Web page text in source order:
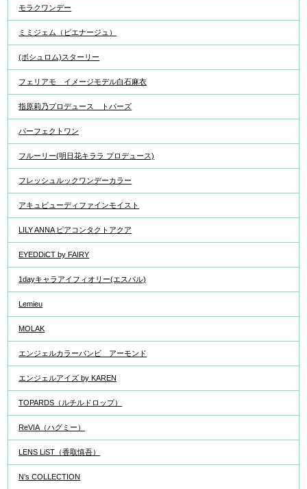
モラクワンデー
ミミジェム（ピエナージュ）
(ボシュロム)スターリー
フェリアモ イメージモデル白石麻衣
指原莉乃プロデュース トパーズ
パーフェクトワン
フルーリー(明日花キララ プロデュース)
フレッシュルックワンデーカラー
アキュビューディファインモイスト
LILY ANNA ピアコンタクトアクア
EYEDDiCT by FAIRY
1dayキャラアイフィオリー(エスパル)
Lemieu
MOLAK
エンジェルカラーバンビ アーモンド
エンジェルアイズ by KAREN
TOPARDS（ルチルドロップ）
ReVIA（ハグミー）
LENS LiST（香取慎吾）
N’s COLLECTION